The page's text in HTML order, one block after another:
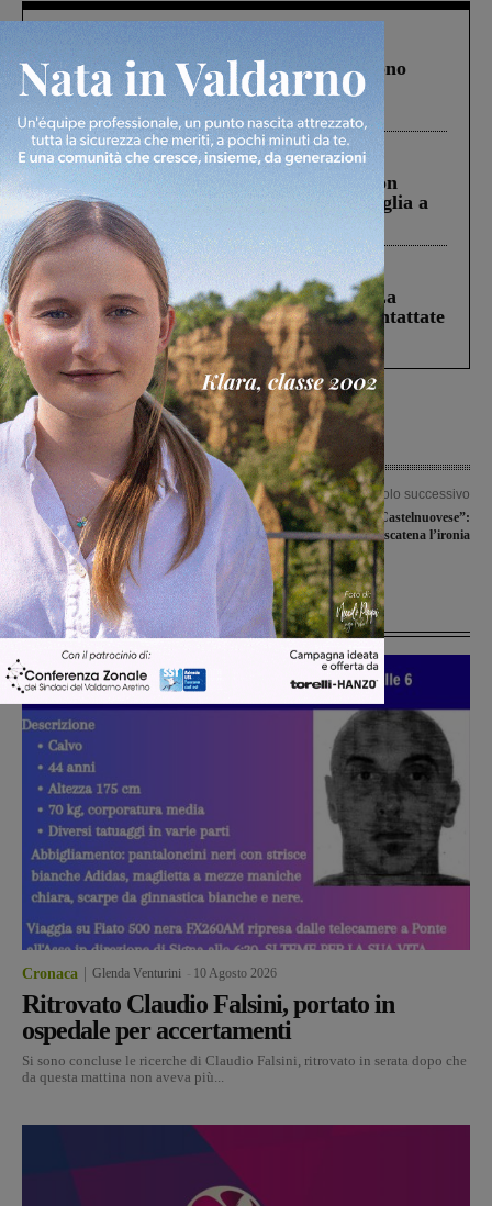
Un anno fa la strage in A1 in cui morirono
Gianni, Giulia e Franco. Lo schianto, il
processo, lo stop ai sorpassi fra tir....
Cronaca 3 Agosto 2026
Scomparso da una struttura di Castiglion
Fiorentino l’uomo che aveva ucciso la figlia a
Levane nel 2020
Cronaca 5 Agosto 2026
Continuano le ricerche di Miah Billal. La
Prefettura: “In caso di avvistamento contattate
il 112”
Articolo precedente
Disservizi idrici al Pestello, Sel: “La
gestione di un bene pubblico come
l’acqua deve essere trasparente”
Articolo successivo
“Antonio Conte alla Castelnuovese”:
su Facebook si scatena l’ironia
Ultime Notizie
Cronaca Glenda Venturini 10 Agosto 2026
Ritrovato Claudio Falsini, portato in
ospedale per accertamenti
Si sono concluse le ricerche di Claudio Falsini, ritrovato in serata dopo che
da questa mattina non aveva più...